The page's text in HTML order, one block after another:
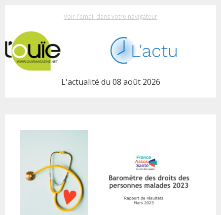
Voir l'email dans votre navigateur
L'actualité du 08 août 2026